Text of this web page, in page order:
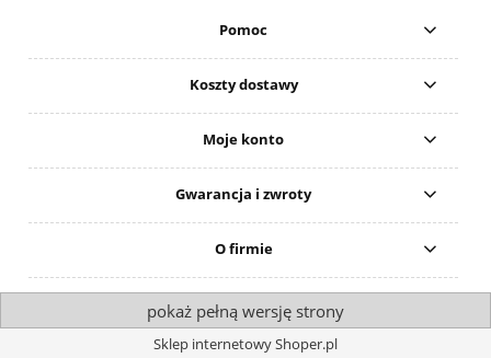
Pomoc
Koszty dostawy
Moje konto
Gwarancja i zwroty
O firmie
pokaż pełną wersję strony
Sklep internetowy Shoper.pl